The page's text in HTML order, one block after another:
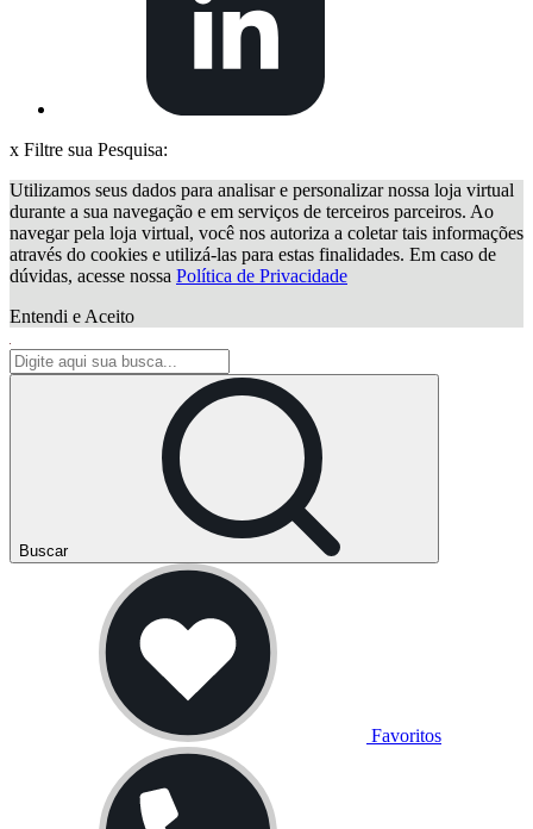
x Filtre sua Pesquisa:
Utilizamos seus dados para analisar e personalizar nossa loja virtual
durante a sua navegação e em serviços de terceiros parceiros. Ao
navegar pela loja virtual, você nos autoriza a coletar tais informações
através do cookies e utilizá-las para estas finalidades. Em caso de
dúvidas, acesse nossa Política de Privacidade
Entendi e Aceito
Buscar
Favoritos